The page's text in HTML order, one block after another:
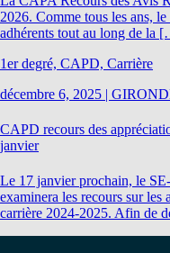
2026. Comme tous les ans,
adhérents tout au long de la
1er degré, CAPD, Carrière
décembre 6, 2025 |
CAPD recours des
janvier
Le 17 janvier prochain, le
examinera les recours sur les
carrière 2024-2025. Afin de